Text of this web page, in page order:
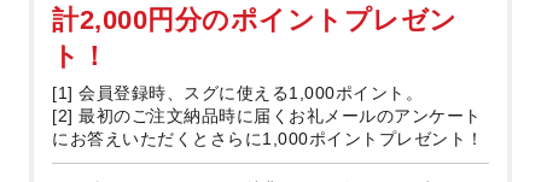
計2,000円分のポイントプレゼン
ト！
[1] 会員登録時、スグに使える1,000ポイント。
[2] 最初のご注文納品時に届くお礼メールのアンケート
にお答えいただくとさらに1,000ポイントプレゼント！